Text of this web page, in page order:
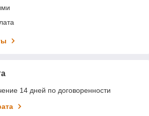
14 дней по договоренности